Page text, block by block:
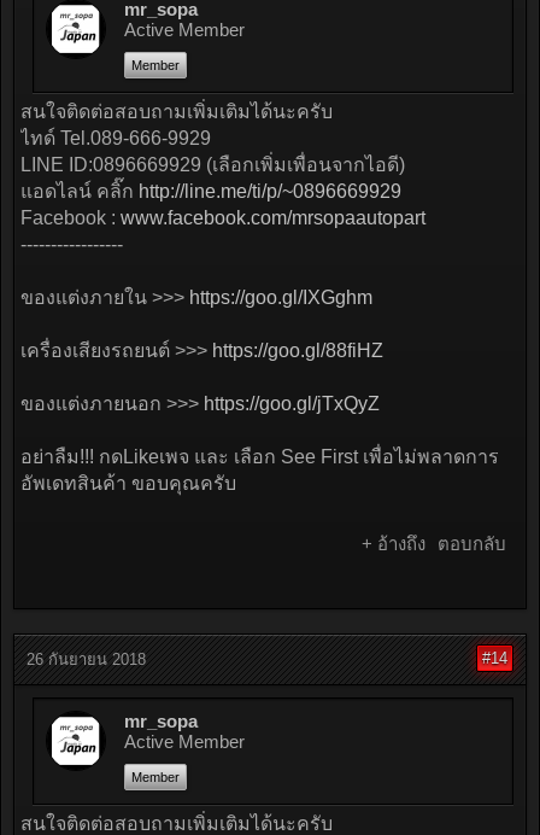
mr_sopa
Active Member
Member
สนใจติดต่อสอบถามเพิ่มเติมได้นะครับ
ไทด์ Tel.089-666-9929
LINE ID:0896669929 (เลือกเพิ่มเพื่อนจากไอดี)
แอดไลน์ คลิ๊ก http://line.me/ti/p/~0896669929
Facebook : www.facebook.com/mrsopaautopart
-----------------
ของแต่งภายใน >>> https://goo.gl/IXGghm
เครื่องเสียงรถยนต์ >>> https://goo.gl/88fiHZ
ของแต่งภายนอก >>> https://goo.gl/jTxQyZ
อย่าลืม!!! กดLikeเพจ และ เลือก See First เพื่อไม่พลาดการ
อัพเดทสินค้า ขอบคุณครับ
+ อ้างถึง ตอบกลับ
26 กันยายน 2018 #14
mr_sopa
Active Member
Member
สนใจติดต่อสอบถามเพิ่มเติมได้นะครับ